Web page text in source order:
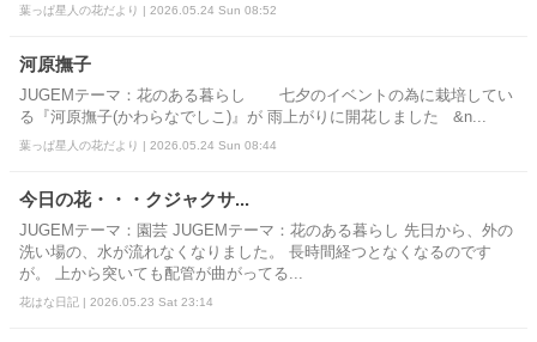
葉っぱ星人の花だより | 2026.05.24 Sun 08:52
河原撫子
JUGEMテーマ：花のある暮らし 七夕のイベントの為に栽培してい
る『河原撫子(かわらなでしこ)』が 雨上がりに開花しました &n...
葉っぱ星人の花だより | 2026.05.24 Sun 08:44
今日の花・・・クジャクサ...
JUGEMテーマ：園芸 JUGEMテーマ：花のある暮らし 先日から、外の
洗い場の、水が流れなくなりました。 長時間経つとなくなるのです
が。 上から突いても配管が曲がってる...
花はな日記 | 2026.05.23 Sat 23:14